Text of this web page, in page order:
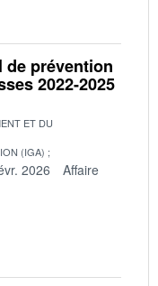
de prévention
2022-2025
ET DU
(IGA)
2026
Affaire